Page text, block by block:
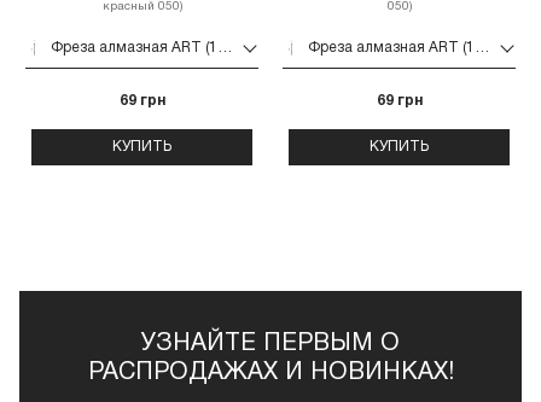
красный 050)
Фреза алмазная ART (105 шар красный 050)
69 грн
КУПИТЬ
050)
Фреза алмазная ART (106 шар синий 050)
69 грн
КУПИТЬ
УЗНАЙТЕ ПЕРВЫМ О
РАСПРОДАЖАХ И НОВИНКАХ!